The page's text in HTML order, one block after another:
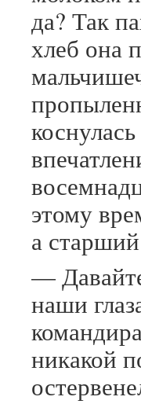
да? Так
хлеб она
этому
а
—
наши
никакой